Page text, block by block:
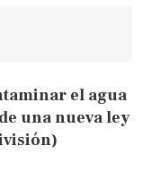
el agua
una nueva ley